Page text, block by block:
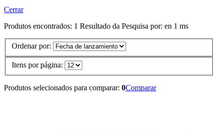
Cerrar
Produtos encontrados: 1 Resultado da Pesquisa por: en 1 ms
Ordenar por:
Itens por página:
Produtos selecionados para comparar: 0Comparar